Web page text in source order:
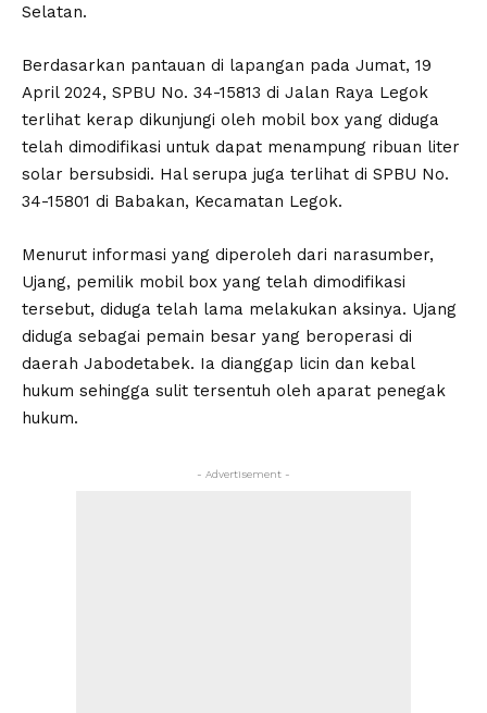
Selatan.
Berdasarkan pantauan di lapangan pada Jumat, 19
April 2024, SPBU No. 34-15813 di Jalan Raya Legok
terlihat kerap dikunjungi oleh mobil box yang diduga
telah dimodifikasi untuk dapat menampung ribuan liter
solar bersubsidi. Hal serupa juga terlihat di SPBU No.
34-15801 di Babakan, Kecamatan Legok.
Menurut informasi yang diperoleh dari narasumber,
Ujang, pemilik mobil box yang telah dimodifikasi
tersebut, diduga telah lama melakukan aksinya. Ujang
diduga sebagai pemain besar yang beroperasi di
daerah Jabodetabek. Ia dianggap licin dan kebal
hukum sehingga sulit tersentuh oleh aparat penegak
hukum.
- Advertisement -